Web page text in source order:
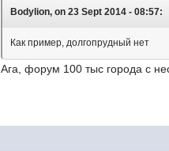
Bodylion, on 23 Sept 2014 - 08:57:
Как пример, долгопрудный нет
Ага, форум 100 тыс города с